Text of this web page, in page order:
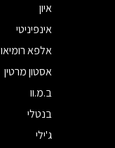
איון
אינפיניטי
אלפא רומיאו
אסטון מרטין
ב.מ.וו
בנטלי
ג'ילי